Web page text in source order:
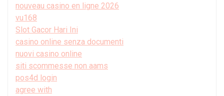
nouveau casino en ligne 2026
vu168
Slot Gacor Hari Ini
casino online senza documenti
nuovi casino online
siti scommesse non aams
pos4d login
agree with